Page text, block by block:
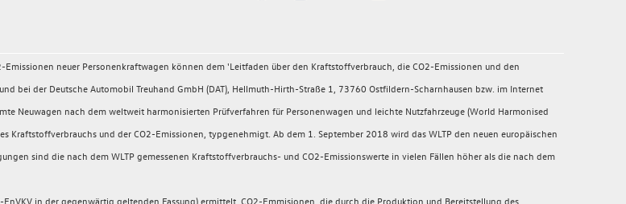
neuer Personenkraftwagen können dem 'Leitfaden über den Kraftstoffverbrauch, die CO2-Emissionen und den
bei der Deutsche Automobil Treuhand GmbH (DAT), Hellmuth-Hirth-Straße 1, 73760 Ostfildern-Scharnhausen bzw. im Internet
Neuwagen nach dem weltweit harmonisierten Prüfverfahren für Personenwagen und leichte Nutzfahrzeuge (World Harmonised
Kraftstoffverbrauchs und der CO2-Emissionen, typgenehmigt. Ab dem 1. September 2018 wird das WLTP den neuen europäischen
sind die nach dem WLTP gemessenen Kraftstoffverbrauchs- und CO2-Emissionswerte in vielen Fällen höher als die nach dem
in der gegenwärtig geltenden Fassung) ermittelt. CO2-Emmisionen, die durch die Produktion und Bereitstellung des